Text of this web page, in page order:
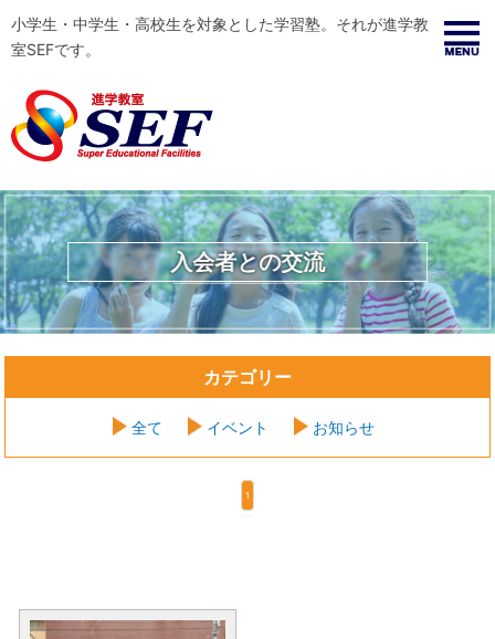
小学生・中学生・高校生を対象とした学習塾。それが進学教
室SEFです。
入会者との交流
カテゴリー
全て イベント お知らせ
1